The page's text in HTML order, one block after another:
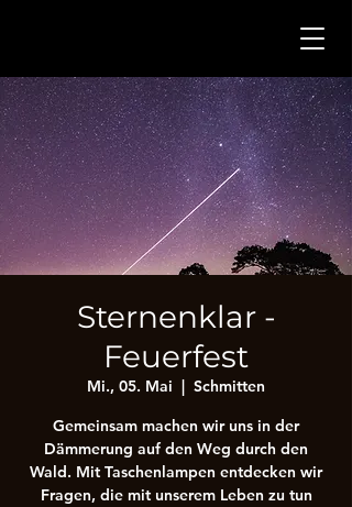
Sternenklar -
Feuerfest
Mi., 05. Mai
  |
Schmitten
Gemeinsam machen wir uns in der
Dämmerung auf den Weg durch den
Wald. Mit Taschenlampen entdecken wir
Fragen, die mit unserem Leben zu tun